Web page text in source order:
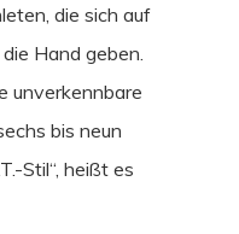
die sich auf
Hand geben.
unverkennbare
bis neun
Stil“, heißt es